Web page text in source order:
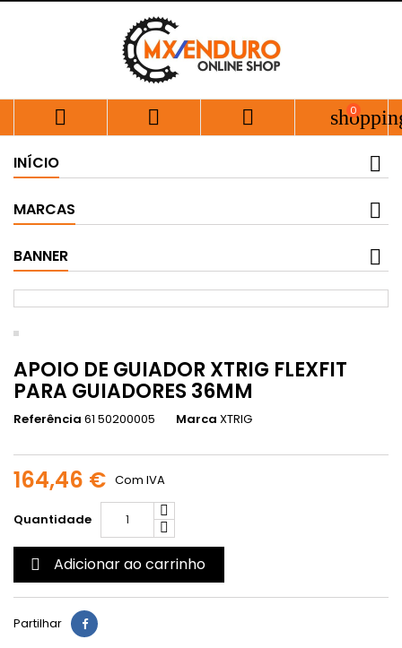
   0
INÍCIO
MARCAS
BANNER
APOIO DE GUIADOR XTRIG FLEXFIT
PARA GUIADORES 36MM
Referência 61 50200005 Marca XTRIG
164,46 € Com IVA
Quantidade
 Adicionar ao carrinho
Partilhar